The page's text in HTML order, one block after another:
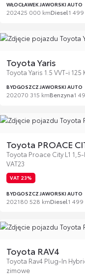
WŁOCŁAWEK JAWORSKI AUTO
202425 000 kmDiesel1
Toyota Yaris
Toyota Yaris 1.5 VVT-i 125
BYDGOSZCZ JAWORSKI AUTO
202070 315 kmBenzyna1
Toyota PROACE
Toyota Proace City L1
VAT23
VAT 23%
BYDGOSZCZ JAWORSKI AUTO
202180 528 kmDiesel1 499
Toyota RAV4
Toyota Rav4 Plug-In
zimowe